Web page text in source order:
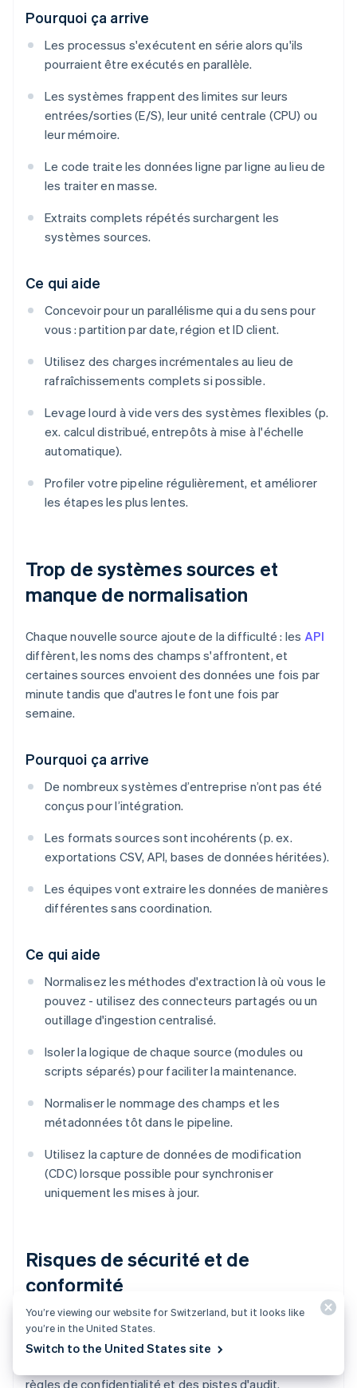
Pourquoi ça arrive
Les processus s'exécutent en série alors qu'ils
pourraient être exécutés en parallèle.
Les systèmes frappent des limites sur leurs
entrées/sorties (E/S), leur unité centrale (CPU) ou
leur mémoire.
Le code traite les données ligne par ligne au lieu de
les traiter en masse.
Extraits complets répétés surchargent les
systèmes sources.
Ce qui aide
Concevoir pour un parallélisme qui a du sens pour
vous : partition par date, région et ID client.
Utilisez des charges incrémentales au lieu de
rafraîchissements complets si possible.
Levage lourd à vide vers des systèmes flexibles (p.
ex. calcul distribué, entrepôts à mise à l'échelle
automatique).
Profiler votre pipeline régulièrement, et améliorer
les étapes les plus lentes.
Trop de systèmes sources et
manque de normalisation
Chaque nouvelle source ajoute de la difficulté : les API
diffèrent, les noms des champs s'affrontent, et
certaines sources envoient des données une fois par
minute tandis que d'autres le font une fois par
semaine.
Pourquoi ça arrive
De nombreux systèmes d’entreprise n’ont pas été
conçus pour l’intégration.
Les formats sources sont incohérents (p. ex.
exportations CSV, API, bases de données héritées).
Les équipes vont extraire les données de manières
différentes sans coordination.
Ce qui aide
Normalisez les méthodes d'extraction là où vous le
pouvez - utilisez des connecteurs partagés ou un
outillage d'ingestion centralisé.
Isoler la logique de chaque source (modules ou
scripts séparés) pour faciliter la maintenance.
Normaliser le nommage des champs et les
métadonnées tôt dans le pipeline.
Utilisez la capture de données de modification
(CDC) lorsque possible pour synchroniser
uniquement les mises à jour.
Risques de sécurité et de
conformité
Déplacer des données sensibles, en particulier des
informations clients ou financières, crée des risques.
règles de confidentialité et des pistes d'audit.
You’re viewing our website for Switzerland, but it looks like
you’re in the United States.
Switch to the United States site